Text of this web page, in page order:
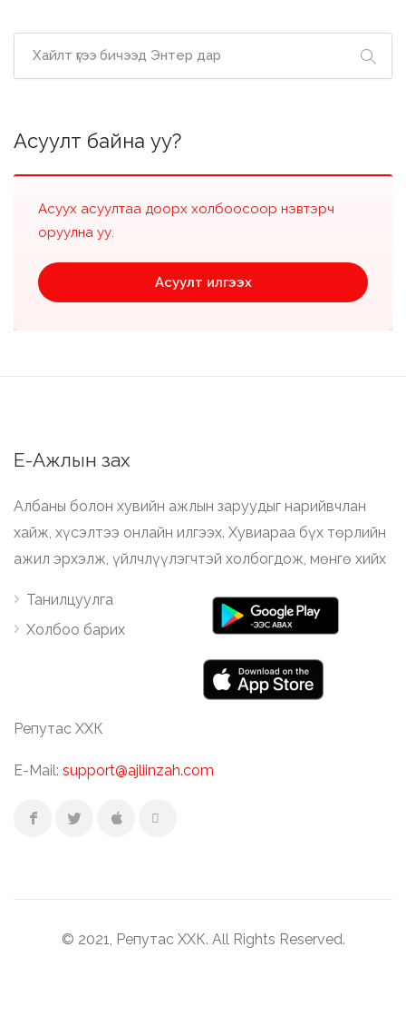
Асуулт байна уу?
Асуух асуултаа доорх холбоосоор нэвтэрч
оруулна уу.
Асуулт илгээх
Е-Ажлын зах
Албаны болон хувийн ажлын заруудыг нарийвчлан
хайж, хүсэлтээ онлайн илгээх. Хувиараа бүх төрлийн
ажил эрхэлж, үйлчлүүлэгчтэй холбогдож, мөнгө хийх
Танилцуулга
Холбоо барих
Репутас ХХК
E-Mail: support@ajliinzah.com
© 2021, Репутас ХХК. All Rights Reserved.